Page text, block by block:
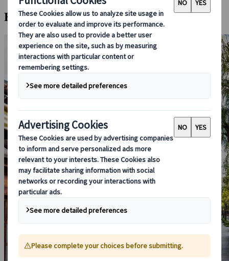
Halbtägige Velotour durch Ost-Kyoto